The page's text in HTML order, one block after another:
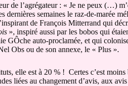
de l’agrégateur : « Je ne peux (…)
dernières semaines le raz-de-marée
de François Mitterrand qui
», inspiré aussi par les bobos qui
GÔche auto-proclamée, et qui
Obs ou de son annexe, le « Plus ».
elle est à 20 % ! Certes c’est
liées au changement d’avis, aux